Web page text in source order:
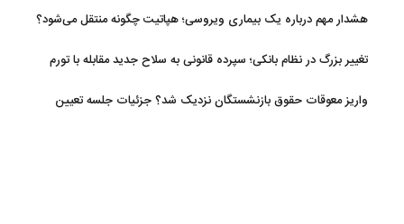
هشدار مهم درباره یک بیماری ویروسی؛ هپاتیت چگونه منتقل می‌شود؟
تغییر بزرگ در نظام بانکی؛ سپرده قانونی به سلاح جدید مقابله با تورم
واریز معوقات حقوق بازنشستگان نزدیک شد؟ جزئیات جلسه تعیین